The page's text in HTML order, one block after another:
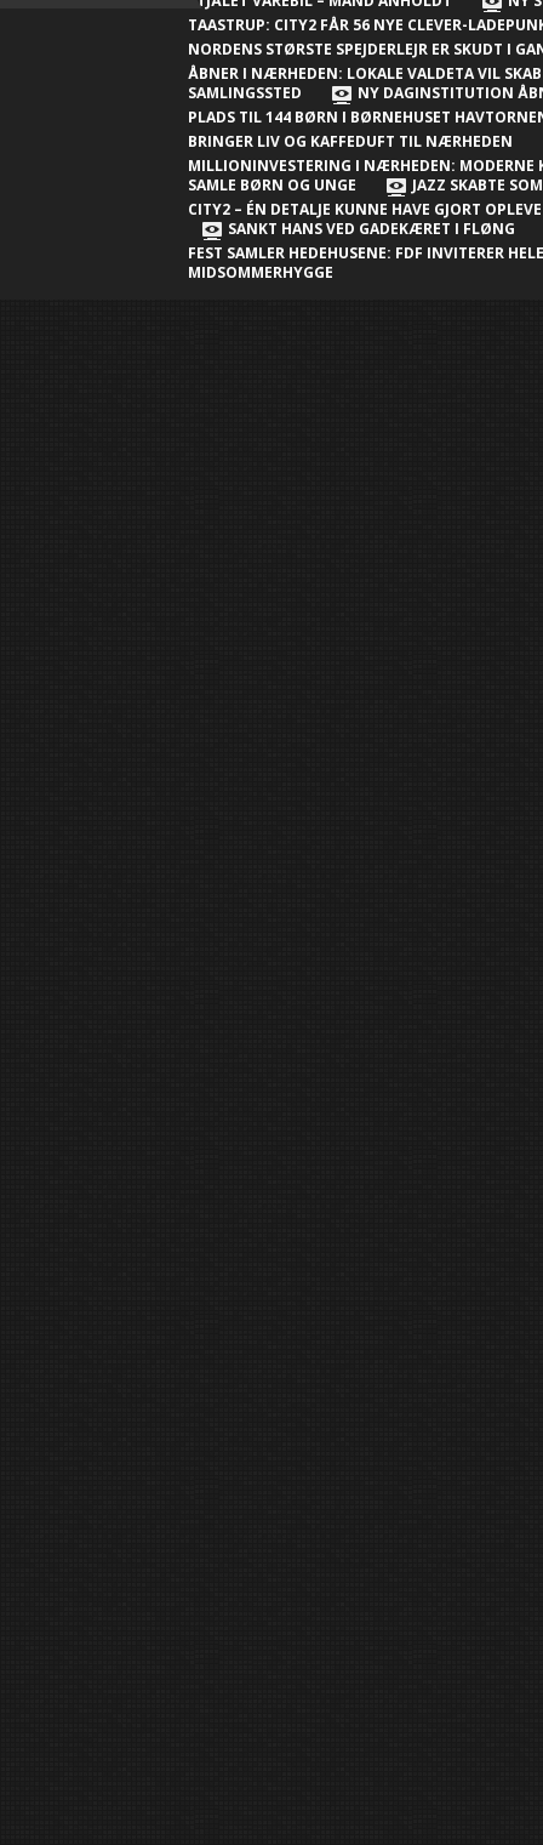
Ny millioninvestering i Nærheden:
Moderne klubhus skal samle børn og
unge
Jazz skabte sommerstemning i City2 –
én detalje kunne have gjort
oplevelsen endnu bedre
Sankt Hans ved gadekæret i Fløng
TAASTRUP: CITY2 FÅR 56 NYE CLEVER-
NORDENS STØRSTE SPEJDERLEJR ER SKUDT I
ÅBNER I NÆRHEDEN: LOKALE VALDETA VIL
SAMLINGSSTED
NY DAGINSTITUTION
PLADS TIL 144 BØRN I BØRNEHUSET
BRINGER LIV OG KAFFEDUFT TIL NÆRHEDEN
MILLIONINVESTERING I NÆRHEDEN: MODERNE
SAMLE BØRN OG UNGE
JAZZ SKABTE
CITY2 – ÉN DETALJE KUNNE HAVE GJORT
SANKT HANS VED GADEKÆRET I FLØNG
FEST SAMLER HEDEHUSENE: FDF INVITERER
MIDSOMMERHYGGE